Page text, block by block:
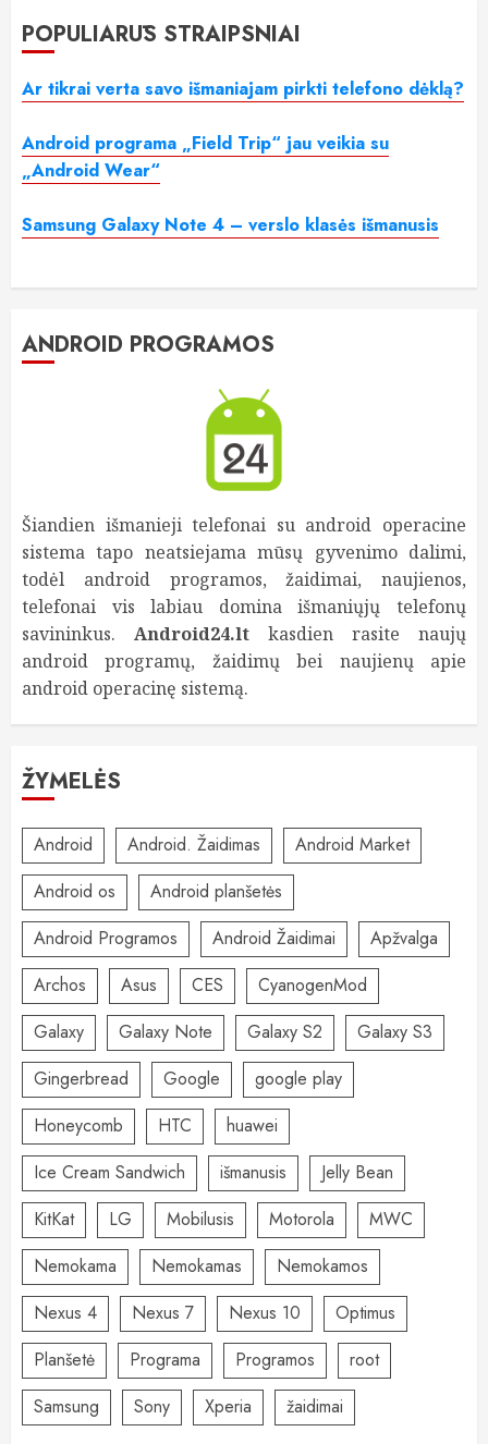
POPULIARŪS STRAIPSNIAI
Ar tikrai verta savo išmaniajam pirkti telefono dėklą?
Android programa „Field Trip“ jau veikia su
„Android Wear“
Samsung Galaxy Note 4 – verslo klasės išmanusis
ANDROID PROGRAMOS
Šiandien išmanieji telefonai su android operacine
sistema tapo neatsiejama mūsų gyvenimo dalimi,
todėl android programos, žaidimai, naujienos,
telefonai vis labiau domina išmaniųjų telefonų
savininkus. Android24.lt kasdien rasite naujų
android programų, žaidimų bei naujienų apie
android operacinę sistemą.
ŽYMELĖS
Android Android. Žaidimas
Android Market
Android os
Android planšetės
Android Programos
Android Žaidimai
Apžvalga
Archos
Asus CES
CyanogenMod
Galaxy
Galaxy Note Galaxy S2
Galaxy S3
Gingerbread
Google
google play
Honeycomb
HTC
huawei
Ice Cream Sandwich
išmanusis
Jelly Bean
KitKat
LG Mobilusis Motorola
MWC
Nemokama
Nemokamas
Nemokamos
Nexus 4
Nexus 7 Nexus 10
Optimus
Planšetė
Programa Programos
root
Samsung
Sony Xperia žaidimai